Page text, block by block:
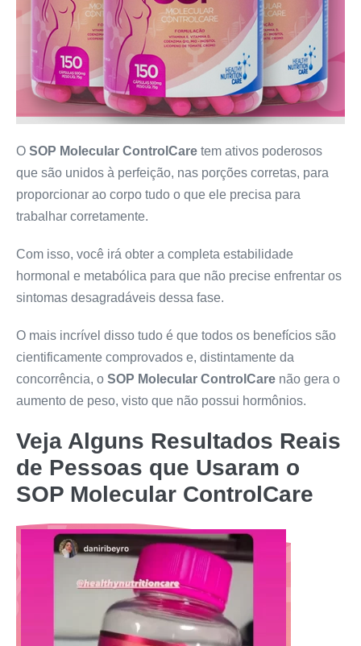
O SOP Molecular ControlCare tem ativos poderosos
que são unidos à perfeição, nas porções corretas, para
proporcionar ao corpo tudo o que ele precisa para
trabalhar corretamente.
Com isso, você irá obter a completa estabilidade
hormonal e metabólica para que não precise enfrentar os
sintomas desagradáveis dessa fase.
O mais incrível disso tudo é que todos os benefícios são
cientificamente comprovados e, distintamente da
concorrência, o SOP Molecular ControlCare não gera o
aumento de peso, visto que não possui hormônios.
Veja Alguns Resultados Reais
de Pessoas que Usaram o
SOP Molecular ControlCare